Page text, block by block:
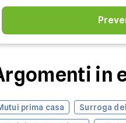
in
prima casa Surroga